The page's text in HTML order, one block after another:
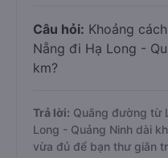
Câu hỏi: Khoảng
Nẵng đi Hạ Long -
km?
Trả lời: Quãng đường từ
Long - Quảng Ninh dài
vừa đủ để bạn thư giãn